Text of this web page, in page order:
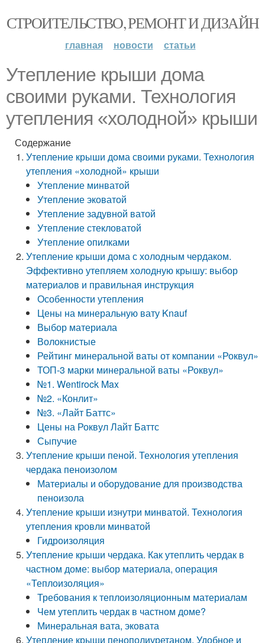
СТРОИТЕЛЬСТВО, РЕМОНТ И ДИЗАЙН
главная новости статьи
Утепление крыши дома
своими руками. Технология
утепления «холодной» крыши
Содержание
Утепление крыши дома своими руками. Технология
утепления «холодной» крыши
Утепление минватой
Утепление эковатой
Утепление задувной ватой
Утепление стекловатой
Утепление опилками
Утепление крыши дома с холодным чердаком.
Эффективно утепляем холодную крышу: выбор
материалов и правильная инструкция
Особенности утепления
Цены на минеральную вату Knauf
Выбор материала
Волокнистые
Рейтинг минеральной ваты от компании «Роквул»
ТОП-3 марки минеральной ваты «Роквул»
№1. Wentirock Max
№2. «Конлит»
№3. «Лайт Баттс»
Цены на Роквул Лайт Баттс
Сыпучие
Утепление крыши пеной. Технология утепления
чердака пеноизолом
Материалы и оборудование для производства
пеноизола
Утепление крыши изнутри минватой. Технология
утепления кровли минватой
Гидроизоляция
Утепление крыши чердака. Как утеплить чердак в
частном доме: выбор материала, операция
«Теплоизоляция»
Требования к теплоизоляционным материалам
Чем утеплить чердак в частном доме?
Минеральная вата, эковата
Утепление крыши пенополиуретаном. Удобное и